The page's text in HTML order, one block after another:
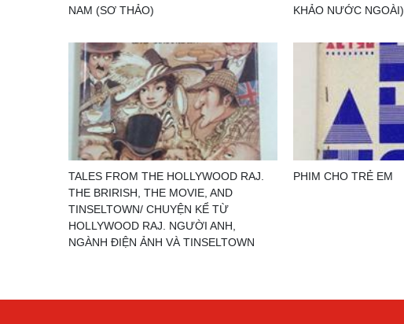
NAM (SƠ THẢO)
KHẢO NƯỚC NGOÀI)
TALES FROM THE HOLLYWOOD RAJ.
THE BRIRISH, THE MOVIE, AND
TINSELTOWN/ CHUYỆN KỂ TỪ
HOLLYWOOD RAJ. NGƯỜI ANH,
NGÀNH ĐIỆN ẢNH VÀ TINSELTOWN
PHIM CHO TRẺ EM